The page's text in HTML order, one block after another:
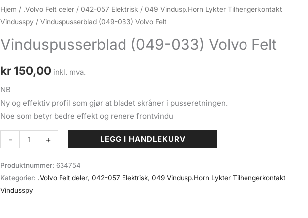
Hjem / .Volvo Felt deler / 042-057 Elektrisk / 049 Vindusp.Horn Lykter Tilhengerkontakt
Vindusspy / Vinduspusserblad (049-033) Volvo Felt
Vinduspusserblad (049-033) Volvo Felt
kr 150,00 inkl. mva.
NB
Ny og effektiv profil som gjør at bladet skråner i pusseretningen.
Noe som betyr bedre effekt og renere frontvindu
-
Vinduspusserblad
(049-
033)
Volvo
Felt
+ LEGG I HANDLEKURV
Produktnummer:634754
Kategorier: .Volvo Felt deler,042-057 Elektrisk,049 Vindusp.Horn Lykter Tilhengerkontakt
Vindusspy